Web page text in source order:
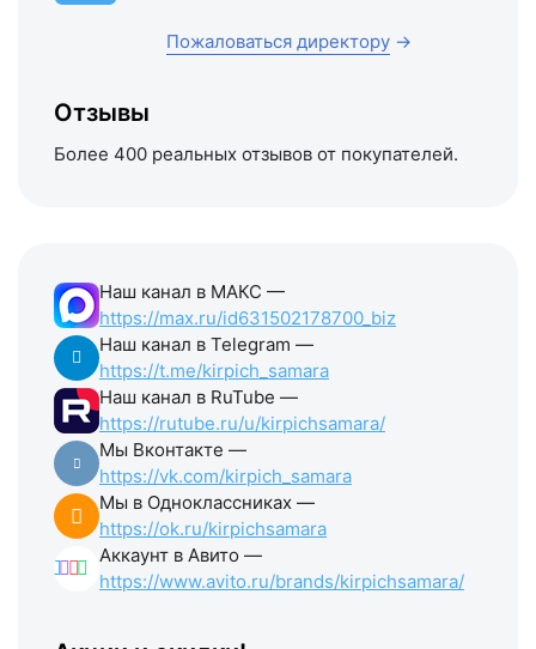
Пожаловаться директору →
Отзывы
Более 400 реальных отзывов от покупателей.
Наш канал в МАКС —
https://max.ru/id631502178700_biz
Наш канал в Telegram —
https://t.me/kirpich_samara
Наш канал в RuTube —
https://rutube.ru/u/kirpichsamara/
Мы Вконтакте —
https://vk.com/kirpich_samara
Мы в Одноклассниках —
https://ok.ru/kirpichsamara
Аккаунт в Авито —
https://www.avito.ru/brands/kirpichsamara/